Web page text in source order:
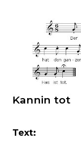
Kannin tot
Text: